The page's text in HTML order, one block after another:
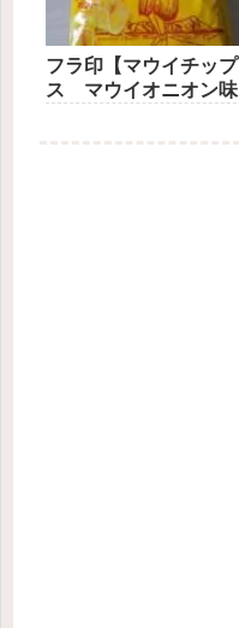
フラ印【マウイチップ
ス マウイオニオン味